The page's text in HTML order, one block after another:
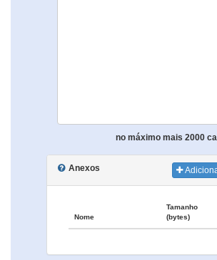
no máximo mais 2000
Anexos
Nome
Tamanho
(bytes)